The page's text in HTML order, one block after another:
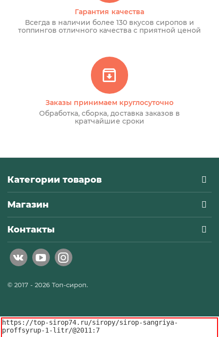
Гарантия качества
Всегда в наличии более 130 вкусов сиропов и
топпингов отличного качества с приятной ценой
Заказы принимаем круглосуточно
Обработка, сборка, доставка заказов в
кратчайшие сроки
Категории товаров
Магазин
Контакты
© 2017 - 2026 Топ-сироп.
https://top-sirop74.ru/siropy/sirop-sangriya-
proffsyrup-1-litr/@2011:7